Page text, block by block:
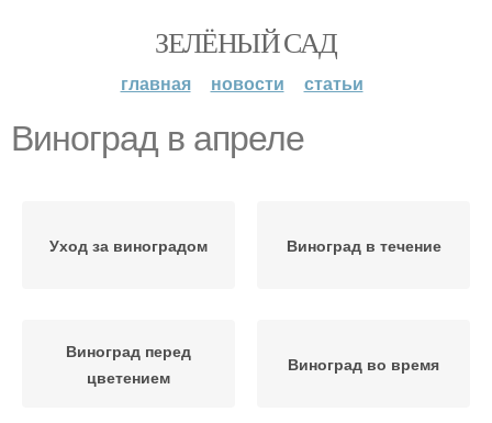
ЗЕЛЁНЫЙ САД
главная новости статьи
Виноград в апреле
Уход за виноградом Виноград в течение
Виноград перед
цветением
Виноград во время